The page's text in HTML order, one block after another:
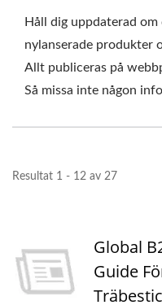
Håll dig uppdaterad om
nylanserade produkter
Allt publiceras på
Så missa inte någon
Resultat 1 - 12 av 27
Global
Guide